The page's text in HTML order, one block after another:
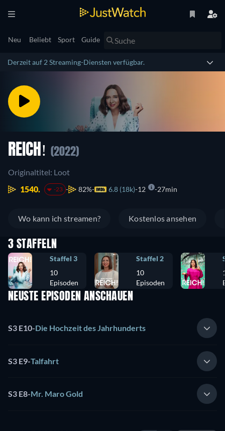
Neu Beliebt Sport Guide
Derzeit auf 2 Streaming-Diensten verfügbar.
REICH! (2022)
Originaltitel: Loot
1540.
-23 82% 6.8 (18k) 12 27min
Wo kann ich streamen? Kostenlos ansehen
3 STAFFELN
Staffel 3
10
Episoden
Staffel 2
10
Episoden
NEUSTE EPISODEN ANSCHAUEN
S3 E10-Die Hochzeit des Jahrhunderts
S3 E9-Talfahrt
S3 E8-Mr. Maro Gold